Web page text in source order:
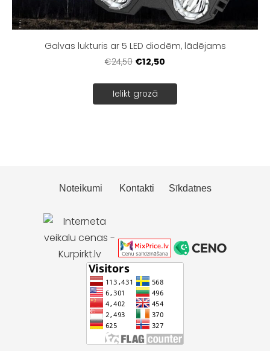
Galvas lukturis ar 5 LED diodēm, lādējams
€24,50 €12,50
Ielikt grozā
Noteikumi Kontakti Sīkdatnes